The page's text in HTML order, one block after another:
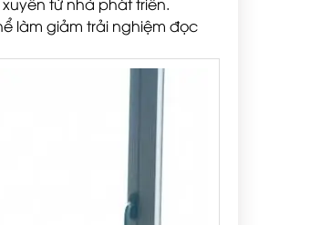
làm giảm trải nghiệm đọc